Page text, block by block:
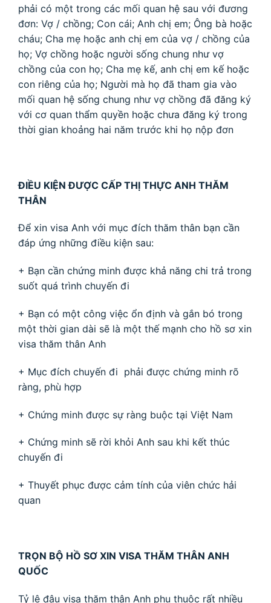
phải có một trong các mối quan hệ sau với đương
đơn: Vợ / chồng; Con cái; Anh chị em; Ông bà hoặc
cháu; Cha mẹ hoặc anh chị em của vợ / chồng của
họ; Vợ chồng hoặc người sống chung như vợ
chồng của con họ; Cha mẹ kế, anh chị em kế hoặc
con riêng của họ; Người mà họ đã tham gia vào
mối quan hệ sống chung như vợ chồng đã đăng ký
với cơ quan thẩm quyền hoặc chưa đăng ký trong
thời gian khoảng hai năm trước khi họ nộp đơn
ĐIỀU KIỆN ĐƯỢC CẤP THỊ THỰC ANH THĂM
THÂN
Để xin visa Anh với mục đích thăm thân bạn cần
đáp ứng những điều kiện sau:
+ Bạn cần chứng minh được khả năng chi trả trong
suốt quá trình chuyến đi
+ Bạn có một công việc ổn định và gắn bó trong
một thời gian dài sẽ là một thế mạnh cho hồ sơ xin
visa thăm thân Anh
+ Mục đích chuyến đi phải được chứng minh rõ
ràng, phù hợp
+ Chứng minh được sự ràng buộc tại Việt Nam
+ Chứng minh sẽ rời khỏi Anh sau khi kết thúc
chuyến đi
+ Thuyết phục được cảm tính của viên chức hải
quan
TRỌN BỘ HỒ SƠ XIN VISA THĂM THÂN ANH
QUỐC
Tỷ lệ đậu visa thăm thân Anh phụ thuộc rất nhiều